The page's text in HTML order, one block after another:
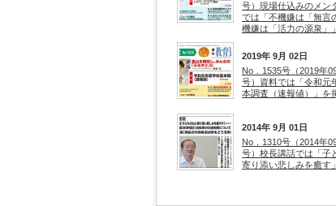
号）現場仕込みのメン
では「不機嫌は「無言
機嫌は「活力の源泉」
2019年 9月 02日
No．1535号（2019年
号）資料では「令和元
本調査（速報値）」を
2014年 9月 01日
No．1310号（2014年
号）校長講話では「子
寄り添い悲しみを癒す